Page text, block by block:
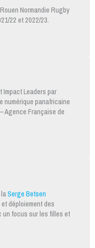
Normandie Rugby
22 et 2022/23.
Impact Leaders par
numérique panafricaine
Agence Française de
laSerge Betsen
déploiement des
un focus sur les filles et